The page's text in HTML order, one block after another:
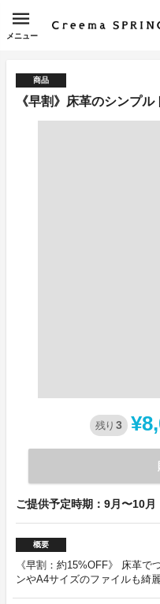
メニュー
商品
《早割》床革のシンプ
残り 3
ご提供予定時期：9月〜10月
概要
《早割：約15%OFF》 床革で
ンやA4サイズのファイルも綺